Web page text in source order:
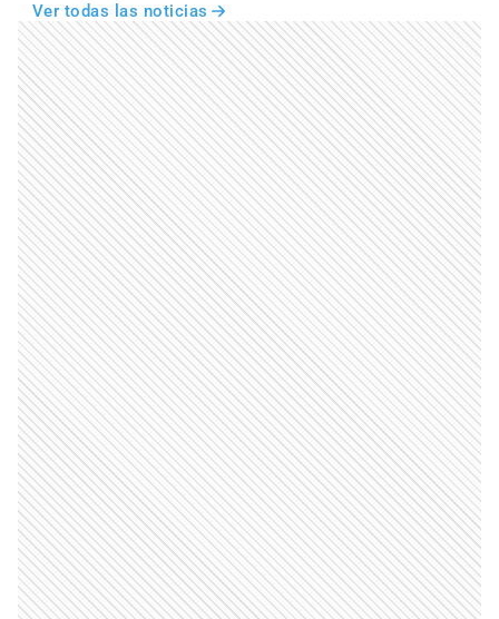
Ver todas las noticias